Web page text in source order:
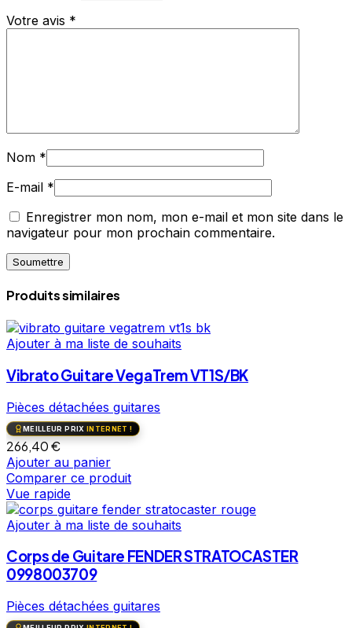
Votre avis *
Nom *
E-mail *
Enregistrer mon nom, mon e-mail et mon site dans le
navigateur pour mon prochain commentaire.
Produits similaires
Ajouter à ma liste de souhaits
Vibrato Guitare VegaTrem VT1S/BK
Pièces détachées guitares
MEILLEUR PRIX INTERNET !
266,40€
Ajouter au panier
Comparer ce produit
Vue rapide
Ajouter à ma liste de souhaits
Corps de Guitare FENDER STRATOCASTER
0998003709
Pièces détachées guitares